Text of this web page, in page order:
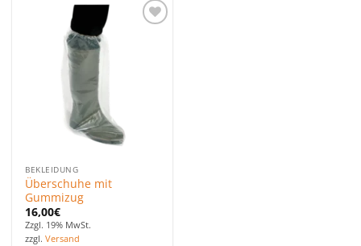
BEKLEIDUNG
Überschuhe mit
Gummizug
16,00€
Zzgl. 19% MwSt.
zzgl.Versand